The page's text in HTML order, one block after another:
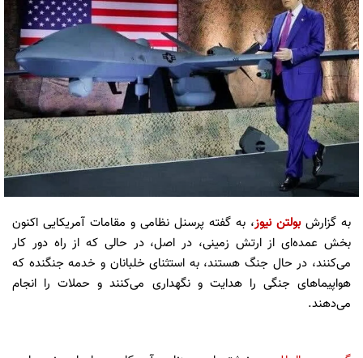
به گزارشبولتن نیوز، به گفته پرسنل نظامی و مقامات آمریکایی اکنون
بخش عمده‌ای از ارتش زمینی، در اصل، در حالی که از راه دور کار
می‌کنند، در حال جنگ هستند، به استثنای خلبانان و خدمه جنگنده که
هواپیماهای جنگی را هدایت و نگهداری می‌کنند و حملات را انجام
می‌دهند.